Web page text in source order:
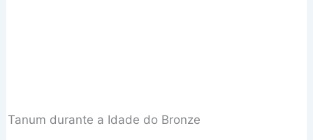
Tanum durante a Idade do Bronze